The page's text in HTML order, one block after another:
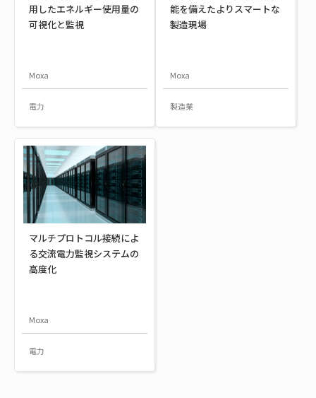
用したエネルギー使用量の
可視化と監視
Moxa
電力
能を備えたよりスマートな
製造現場
Moxa
製造業
マルチプロトコル接続によ
る交流電力監視システムの
高度化
Moxa
電力